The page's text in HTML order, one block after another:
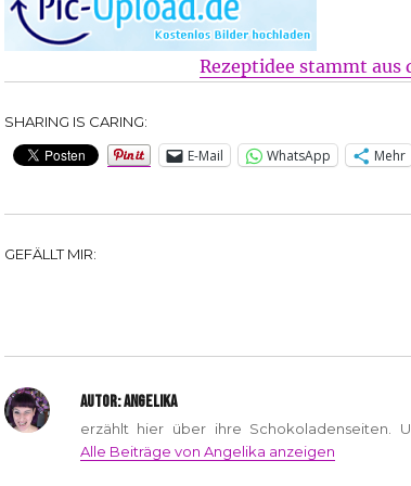
Rezeptidee stammt aus
SHARING IS CARING:
E-Mail WhatsApp Mehr
GEFÄLLT MIR:
AUTOR:ANGELIKA
erzählt hier über ihre Schokoladenseiten.
Alle Beiträge von Angelika anzeigen